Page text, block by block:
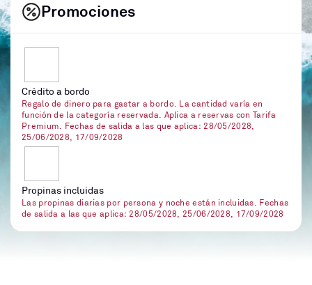
Promociones
Crédito a bordo
Regalo de dinero para gastar a bordo. La cantidad varía en
función de la categoría reservada. Aplica a reservas con Tarifa
Premium. Fechas de salida a las que aplica: 28/05/2028,
25/06/2028, 17/09/2028
Propinas incluidas
Las propinas diarias por persona y noche están incluidas. Fechas
de salida a las que aplica: 28/05/2028, 25/06/2028, 17/09/2028